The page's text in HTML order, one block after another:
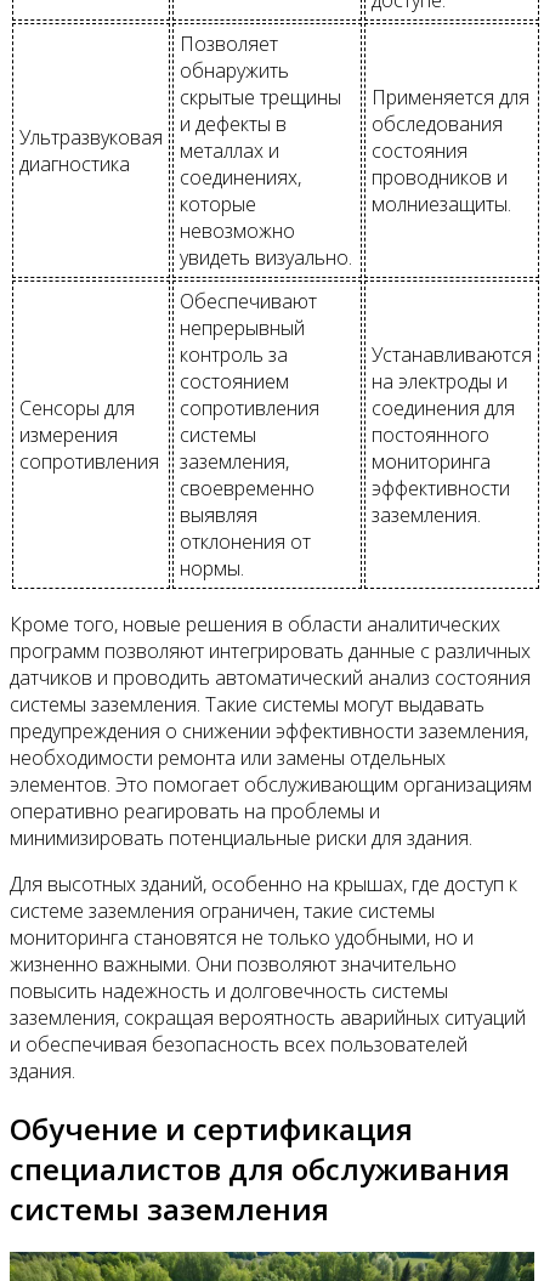
Ультразвуковая
диагностика
Позволяет
обнаружить
скрытые трещины
и дефекты в
металлах и
соединениях,
которые
невозможно
увидеть визуально.
Применяется для
обследования
состояния
проводников и
молниезащиты.
Сенсоры для
измерения
сопротивления
Обеспечивают
непрерывный
контроль за
состоянием
сопротивления
системы
заземления,
своевременно
выявляя
отклонения от
нормы.
Устанавливаются
на электроды и
соединения для
постоянного
мониторинга
эффективности
заземления.
Кроме того, новые решения в области аналитических
программ позволяют интегрировать данные с различных
датчиков и проводить автоматический анализ состояния
системы заземления. Такие системы могут выдавать
предупреждения о снижении эффективности заземления,
необходимости ремонта или замены отдельных
элементов. Это помогает обслуживающим организациям
оперативно реагировать на проблемы и
минимизировать потенциальные риски для здания.
Для высотных зданий, особенно на крышах, где доступ к
системе заземления ограничен, такие системы
мониторинга становятся не только удобными, но и
жизненно важными. Они позволяют значительно
повысить надежность и долговечность системы
заземления, сокращая вероятность аварийных ситуаций
и обеспечивая безопасность всех пользователей
здания.
Обучение и сертификация
специалистов для обслуживания
системы заземления